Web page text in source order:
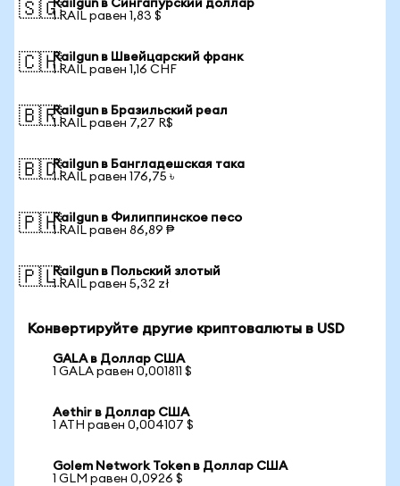
🇸🇬Railgun в Сингапурский доллар
1 RAIL равен 1,83 $
🇨🇭Railgun в Швейцарский франк
1 RAIL равен 1,16 CHF
🇧🇷Railgun в Бразильский реал
1 RAIL равен 7,27 R$
🇧🇩Railgun в Бангладешская така
1 RAIL равен 176,75 ৳
🇵🇭Railgun в Филиппинское песо
1 RAIL равен 86,89 ₱
🇵🇱Railgun в Польский злотый
1 RAIL равен 5,32 zł
Конвертируйте другие криптовалюты в USD
GALA в Доллар США
1 GALA равен 0,001811 $
Aethir в Доллар США
1 ATH равен 0,004107 $
Golem Network Token в Доллар США
1 GLM равен 0,0926 $